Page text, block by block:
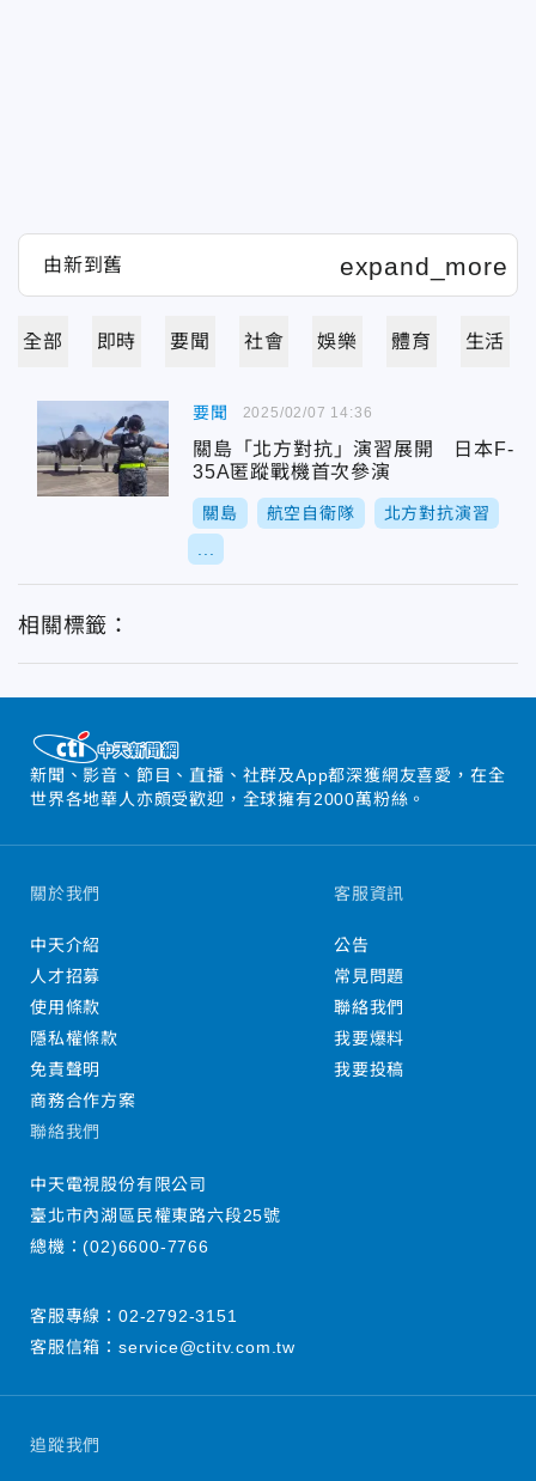
全部 即時 要聞 社會 娛樂 體育 生活
要聞
關島「北方對抗」演習展開 日本F-
35A匿蹤戰機首次參演
關島 航空自衛隊 北方對抗演習
2025/02/07 14:36
相關標籤：
新聞、影音、節目、直播、社群及App都深獲網友喜愛，在全
世界各地華人亦頗受歡迎，全球擁有2000萬粉絲。
追蹤我們
關於我們
中天介紹
人才招募
使用條款
隱私權條款
免責聲明
商務合作方案
客服資訊
公告
常見問題
聯絡我們
我要爆料
我要投稿
聯絡我們
中天電視股份有限公司
臺北市內湖區民權東路六段25號
總機：(02)6600-7766
客服專線： 02-2792-3151
客服信箱： service@ctitv.com.tw